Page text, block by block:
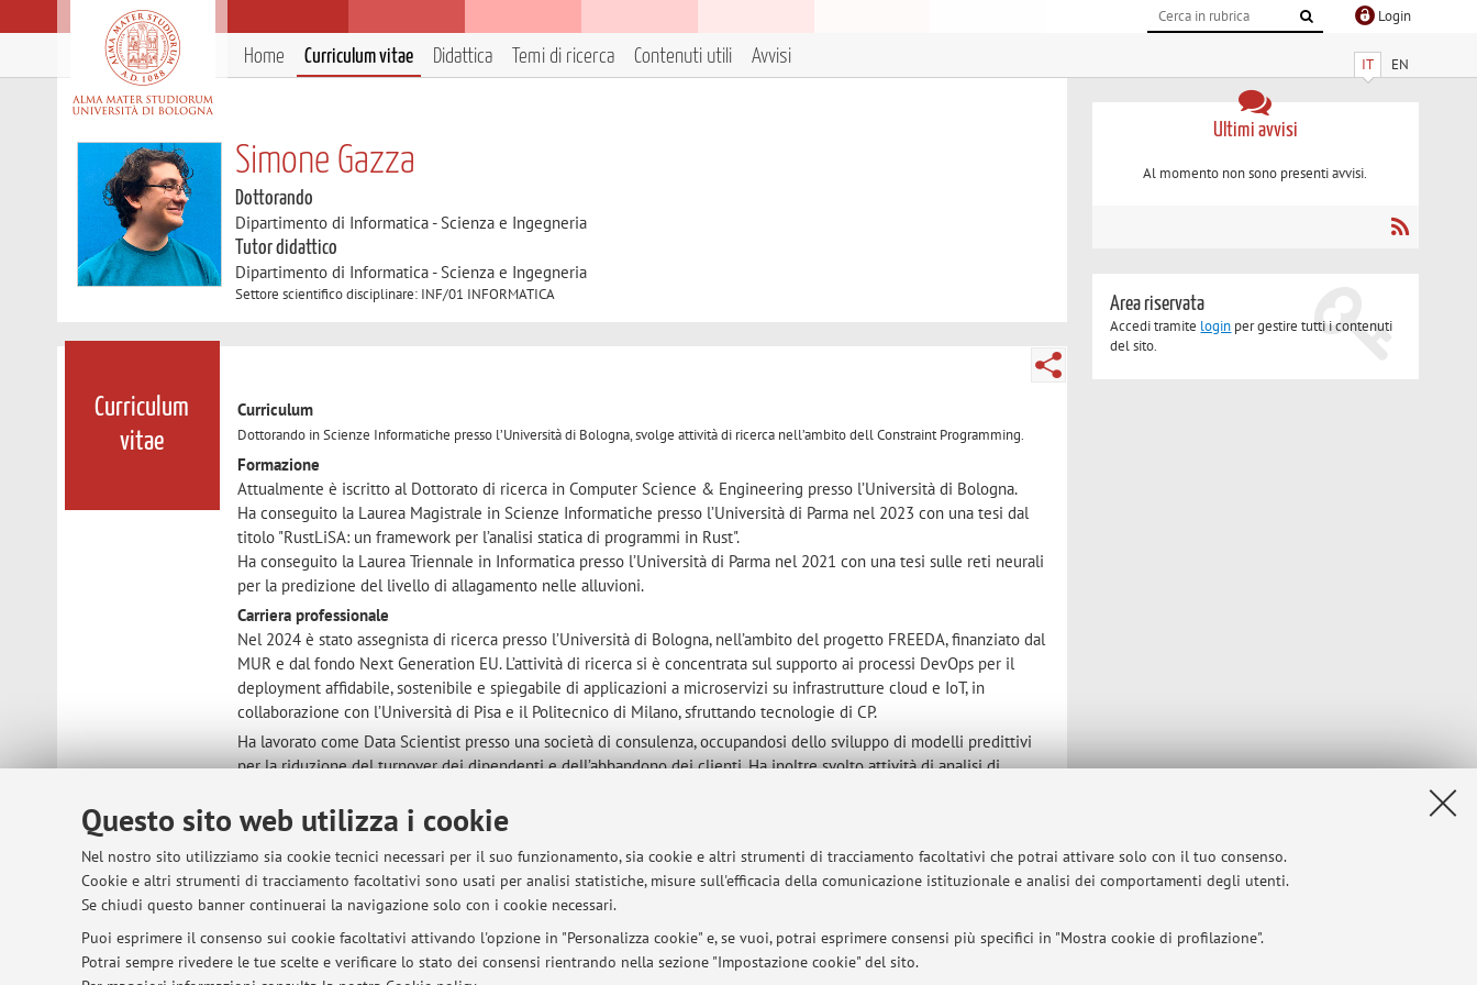
Questo sito web utilizza i cookie
Nel nostro sito utilizziamo sia cookie tecnici necessari per il suo funzionamento, sia cookie e altri strumenti di tracciamento facoltativi che potrai attivare solo con il tuo consenso.
Cookie e altri strumenti di tracciamento facoltativi sono usati per analisi statistiche, misure sull'efficacia della comunicazione istituzionale e analisi dei comportamenti degli utenti.
Se chiudi questo banner continuerai la navigazione solo con i cookie necessari.
Puoi esprimere il consenso sui cookie facoltativi attivando l'opzione in "Personalizza cookie" e, se vuoi, potrai esprimere consensi più specifici in "Mostra cookie di profilazione".
Potrai sempre rivedere le tue scelte e verificare lo stato dei consensi rientrando nella sezione "Impostazione cookie" del sito.
Login
IT EN
Home Curriculum vitae Didattica Temi di ricerca Contenuti utili Avvisi
Simone Gazza
Dottorando
Dipartimento di Informatica - Scienza e Ingegneria
Tutor didattico
Dipartimento di Informatica - Scienza e Ingegneria
Settore scientifico disciplinare: INF/01 INFORMATICA
Curriculum
vitae
Curriculum
Dottorando in Scienze Informatiche presso l’Università di Bologna, svolge attività di ricerca nell’ambito dell Constraint Programming.
Formazione
Attualmente è iscritto al Dottorato di ricerca in Computer Science & Engineering presso l’Università di Bologna.
Ha conseguito la Laurea Magistrale in Scienze Informatiche presso l’Università di Parma nel 2023 con una tesi dal
titolo "RustLiSA: un framework per l’analisi statica di programmi in Rust".
Ha conseguito la Laurea Triennale in Informatica presso l’Università di Parma nel 2021 con una tesi sulle reti neurali
per la predizione del livello di allagamento nelle alluvioni.
Carriera professionale
Nel 2024 è stato assegnista di ricerca presso l’Università di Bologna, nell’ambito del progetto FREEDA, finanziato dal
MUR e dal fondo Next Generation EU. L’attività di ricerca si è concentrata sul supporto ai processi DevOps per il
deployment affidabile, sostenibile e spiegabile di applicazioni a microservizi su infrastrutture cloud e IoT, in
collaborazione con l’Università di Pisa e il Politecnico di Milano, sfruttando tecnologie di CP.
Ha lavorato come Data Scientist presso una società di consulenza, occupandosi dello sviluppo di modelli predittivi
per la riduzione del turnover dei dipendenti e dell’abbandono dei clienti. Ha inoltre svolto attività di analisi di
fruizione dei modelli da parte degli utenti finali.
infrastrutture cloud basate su AWS per applicazioni web, inclusi sistemi e-commerce ad alto volume.
Attività scientifica
https://scholar.google.com/citations?user=ZK87etkAAAAJ&hl=it
Reti e affiliazioni
Dal 2024 è research student presso OPTIMA (Australia).
Ultimi avvisi
Al momento non sono presenti avvisi.
Area riservata
Accedi tramite login per gestire tutti i contenuti
del sito.